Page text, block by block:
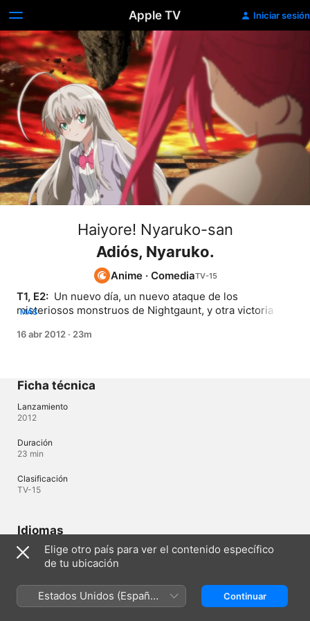
Apple TV Iniciar sesión
Haiyore! Nyaruko-san
Adiós, Nyaruko.
Anime · Comedia
T1, E2: Un nuevo día, un nuevo ataque de los
misteriosos monstruos de Nightgaunt, y otra victoria
los enemigos de una vez, Nyaruko y Mahiro se dirigen a
MÁS
16 abr 2012 · 23m
Ficha técnica
Lanzamiento
2012
Duración
23 min
Clasificación
TV-15
Idiomas
Audio original
Japonés, Japonés (Japón)
Audio
Japonés (Japón)
Elige otro país para ver el contenido específico
de tu ubicación
Estados Unidos (Español
México)
Continuar